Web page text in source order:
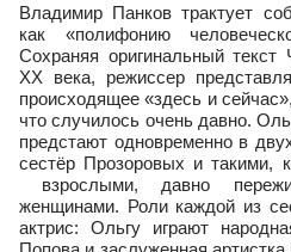
Владимир Панков трактует
как «полифонию
Сохраняя оригинальный
XX века, режиссер
происходящее «здесь и
что случилось очень давно.
предстают одновременно в
сестёр Прозоровых и такими,
взрослыми, давно
женщинами. Роли каждой из
актрис: Ольгу играют